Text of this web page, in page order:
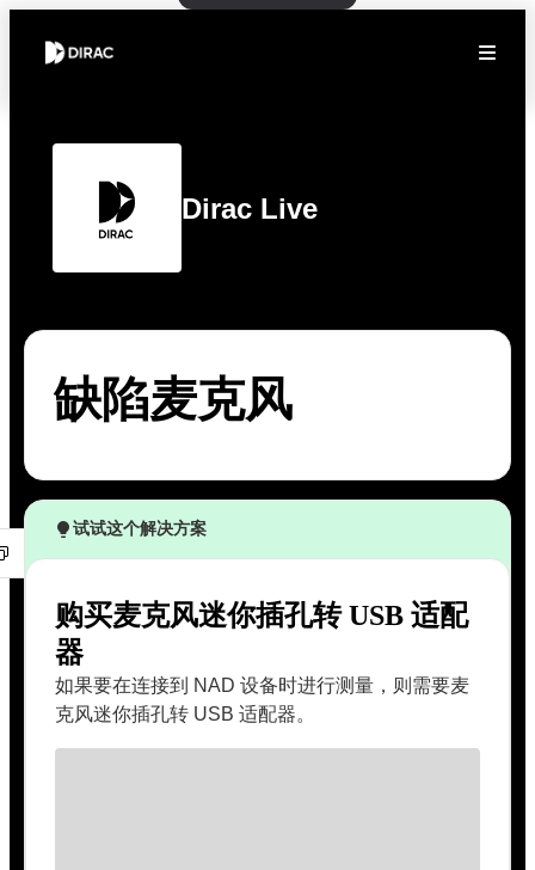
Dirac Live
缺陷麦克风
试试这个解决方案
购买麦克风迷你插孔转 USB 适配
器
如果要在连接到 NAD 设备时进行测量，则需要麦
克风迷你插孔转 USB 适配器。